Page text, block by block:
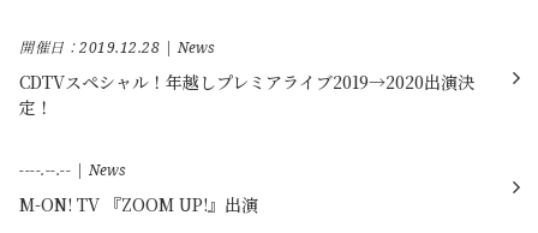
開催日：2019.12.28 News
CDTVスペシャル！年越しプレミアライブ2019→2020出演決
定！
----.--.-- News
M-ON! TV 『ZOOM UP!』出演